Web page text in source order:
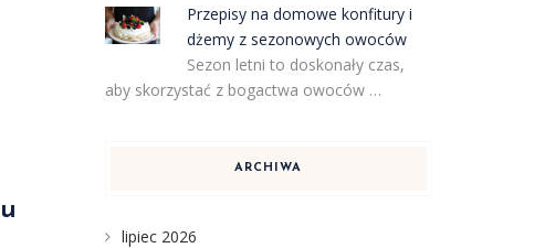
Przepisy na domowe konfitury i
dżemy z sezonowych owoców
Sezon letni to doskonały czas,
aby skorzystać z bogactwa owoców …
ARCHIWA
lipiec 2026